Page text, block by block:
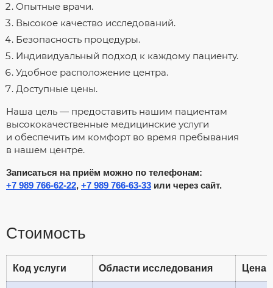
Опытные врачи.
Высокое качество исследований.
Безопасность процедуры.
Индивидуальный подход к каждому пациенту.
Удобное расположение центра.
Доступные цены.
Наша цель — предоставить нашим пациентам
высококачественные медицинские услуги
и обеспечить им комфорт во время пребывания
в нашем центре.
Записаться на приём можно по телефонам:
+7 989 766-62-22, +7 989 766-63-33 или через сайт.
Стоимость
Код услуги Области исследования Цена